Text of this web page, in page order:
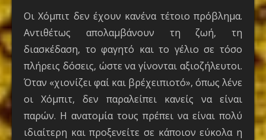
Οι Χόμπιτ δεν έχουν κανένα τέτοιο πρόβλημα.
Αντιθέτως απολαμβάνουν τη ζωή, τη
διασκέδαση, το φαγητό και το γέλιο σε τόσο
πλήρεις δόσεις, ώστε να γίνονται αξιοζήλευτοι.
Όταν «χιονίζει φαί και βρέχειπιοτό», όπως λένε
οι Χόμπιτ, δεν παραλείπει κανείς να είναι
παρών. Η ανατομία τους πρέπει να είναι πολύ
ιδιαίτερη και προξενείτε σε κάποιον εύκολα η